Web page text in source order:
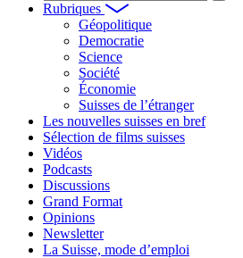
Rubriques
Géopolitique
Democratie
Science
Société
Économie
Suisses de l’étranger
Les nouvelles suisses en bref
Sélection de films suisses
Vidéos
Podcasts
Discussions
Grand Format
Opinions
Newsletter
La Suisse, mode d’emploi